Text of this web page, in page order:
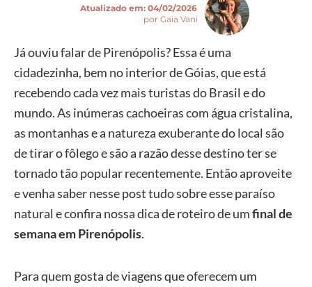
Atualizado em: 04/02/2026
por Gaia Vani
Já ouviu falar de Pirenópolis? Essa é uma
cidadezinha, bem no interior de Góias, que está
recebendo cada vez mais turistas do Brasil e do
mundo. As inúmeras cachoeiras com água cristalina,
as montanhas e a natureza exuberante do local são
de tirar o fôlego e são a razão desse destino ter se
tornado tão popular recentemente. Então aproveite
e venha saber nesse post tudo sobre esse paraíso
natural e confira nossa dica de roteiro de umfinal de
semana em Pirenópolis.
Para quem gosta de viagens que oferecem um